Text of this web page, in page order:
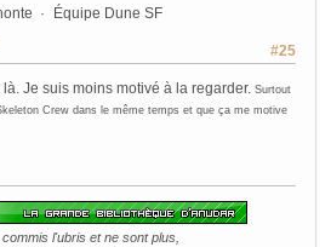
Équipe Dune SF
#25
Je suis moins motivé à la regarder. Surtout
Crew dans le même temps et que ça me motive
l'ubris et ne sont plus,